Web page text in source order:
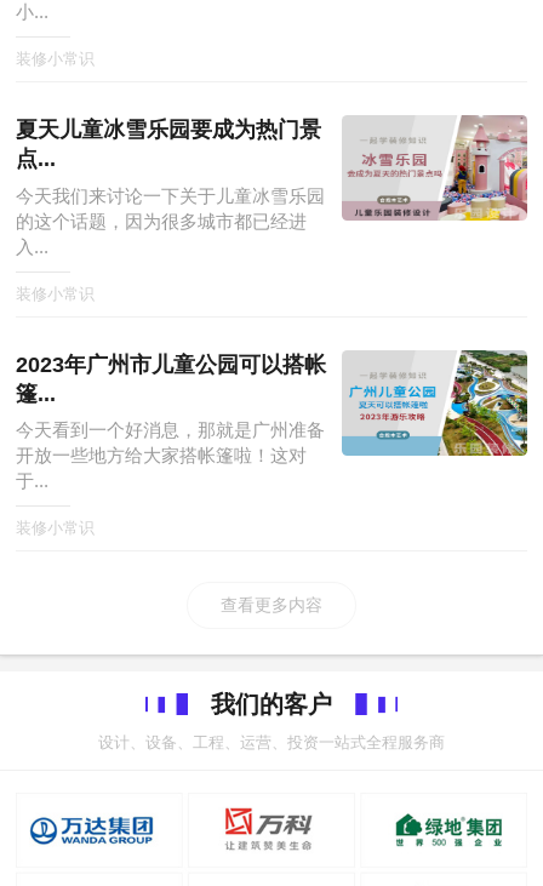
小...
装修小常识
夏天儿童冰雪乐园要成为热门景
点...
今天我们来讨论一下关于儿童冰雪乐园
的这个话题，因为很多城市都已经进
入...
装修小常识
2023年广州市儿童公园可以搭帐
篷...
今天看到一个好消息，那就是广州准备
开放一些地方给大家搭帐篷啦！这对
于...
装修小常识
查看更多内容
我们的客户
设计、设备、工程、运营、投资一站式全程服务商